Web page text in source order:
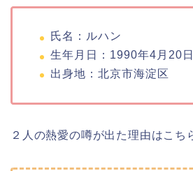
氏名：ルハン
生年月日：1990年4月20日
出身地：北京市海淀区
２人の熱愛の噂が出た理由はこち